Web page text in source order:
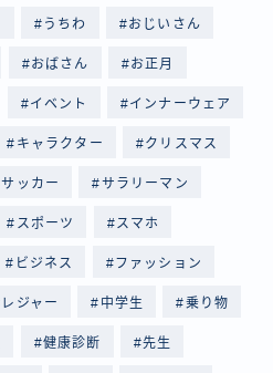
うちわ おじいさん
おばさん お正月
イベント インナーウェア
キャラクター クリスマス
サッカー サラリーマン
スポーツ スマホ
ビジネス ファッション
レジャー 中学生 乗り物
健康診断 先生